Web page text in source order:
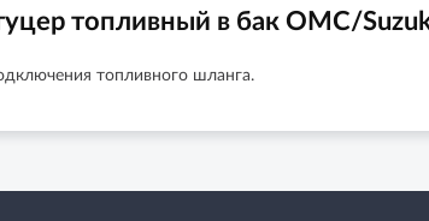
топливный в бак OMC/
топливного шланга.